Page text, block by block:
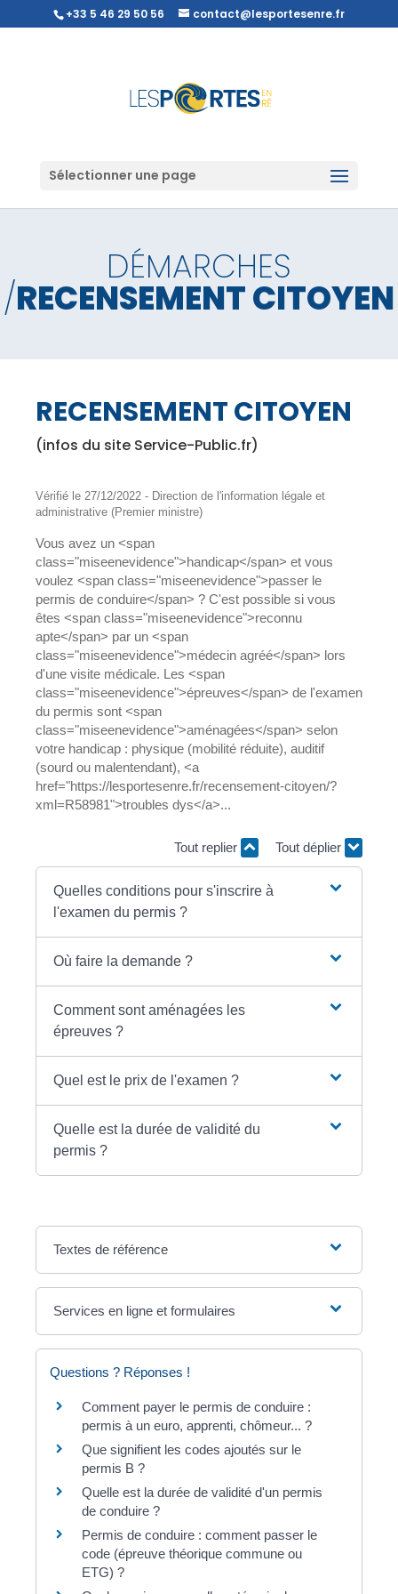
+33 5 46 29 50 56 contact@lesportesenre.fr
Sélectionner une page
DÉMARCHES
/RECENSEMENT CITOYEN
RECENSEMENT CITOYEN
(infos du site Service-Public.fr)
Vérifié le 27/12/2022 - Direction de l'information légale et
administrative (Premier ministre)
Vous avez un <span
class="miseenevidence">handicap</span> et vous
voulez <span class="miseenevidence">passer le
permis de conduire</span> ? C'est possible si vous
êtes <span class="miseenevidence">reconnu
apte</span> par un <span
class="miseenevidence">médecin agréé</span> lors
d'une visite médicale. Les <span
class="miseenevidence">épreuves</span> de l'examen
du permis sont <span
class="miseenevidence">aménagées</span> selon
votre handicap : physique (mobilité réduite), auditif
(sourd ou malentendant), <a
href="https://lesportesenre.fr/recensement-citoyen/?
xml=R58981">troubles dys</a>...
Tout replier Tout déplier
Quelles conditions pour s'inscrire à
l'examen du permis ?
Où faire la demande ?
Comment sont aménagées les
épreuves ?
Quel est le prix de l'examen ?
Quelle est la durée de validité du
permis ?
Textes de référence
Services en ligne et formulaires
Questions ? Réponses !
Comment payer le permis de conduire :
permis à un euro, apprenti, chômeur... ?
Que signifient les codes ajoutés sur le
permis B ?
Quelle est la durée de validité d'un permis
de conduire ?
Permis de conduire : comment passer le
code (épreuve théorique commune ou
ETG) ?